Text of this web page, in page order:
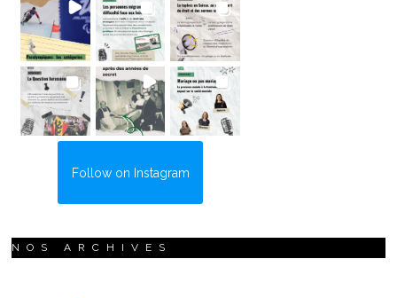
Follow on Instagram
NOS ARCHIVES